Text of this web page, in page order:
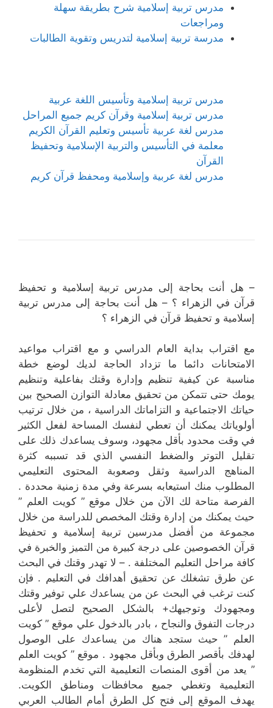
مدرس تربية إسلامية شرح بطريقة سهلة
ومراجعات
مدرسة تربية إسلامية لتدريس وتقوية الطالبات
مدرس تربية إسلامية وتأسيس اللغة عربية
مدرس تربية إسلامية وقرآن كريم جميع المراحل
مدرس لغة عربية تأسيس وتعليم القرآن الكريم
معلمة في التأسيس والتربية الإسلامية وتحفيظ
القرآن
مدرس لغة عربية وإسلامية ومحفظ قرآن كريم
– هل أنت بحاجة إلى مدرس تربية إسلامية و تحفيظ
قرآن في الزهراء ؟ – هل أنت بحاجة إلى مدرس تربية
إسلامية و تحفيظ قرآن في الزهراء ؟
مع اقتراب بداية العام الدراسي و مع اقتراب مواعيد
الامتحانات دائما ما تزداد الحاجة لديك لوضع خطة
مناسبة عن كيفية تنظيم وإدارة وقتك بفاعلية وتنظيم
يومك حتى تتمكن من تحقيق معادلة التوازن الصحيح بين
حياتك الاجتماعية و التزاماتك الدراسية ، من خلال ترتيب
أولوياتك يمكنك أن تعطي لنفسك المساحة لفعل الكثير
في وقت محدود بأقل مجهود، وسوف يساعدك ذلك على
تقليل التوتر والضغط النفسي الذي قد تسببه كثرة
المناهج الدراسية وثقل وصعوبة المحتوى التعليمي
المطلوب منك استيعابه بسرعة وفي مدة زمنية محددة .
الفرصة متاحة لك الآن من خلال موقع ” كويت العلم ”
حيث يمكنك من إدارة وقتك المخصص للدراسة من خلال
مجموعة من أفضل مدرسين تربية إسلامية و تحفيظ
قرآن الخصوصين على درجة كبيرة من التميز والخبرة في
كافة مراحل التعليم المختلفة . – لا تهدر وقتك في البحث
عن طرق تشغلك عن تحقيق أهدافك في التعليم . فإن
كنت ترغب في البحث عن من يساعدك علي توفير وقتك
ومجهودك وتوجيهك+ بالشكل الصحيح لتصل لأعلى
درجات التفوق والنجاح ، بادر بالدخول علي موقع ” كويت
العلم ” حيث ستجد هناك من يساعدك على الوصول
لهدفك بأقصر الطرق وبأقل مجهود . موقع ” كويت العلم
” يعد من أقوى المنصات التعليمية التي تخدم المنظومة
التعليمية وتغطي جميع محافظات ومناطق الكويت.
يهدف الموقع إلى فتح كل الطرق أمام الطالب العربي